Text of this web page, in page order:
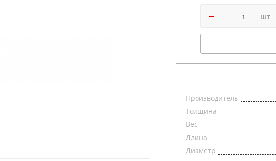
шт
Производитель
Толщина
Вес
Длина
Диаметр